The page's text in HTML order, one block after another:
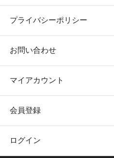
プライバシーポリシー
お問い合わせ
マイアカウント
会員登録
ログイン